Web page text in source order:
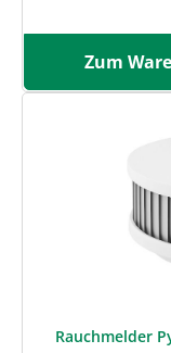
Zum
Rauchmelder